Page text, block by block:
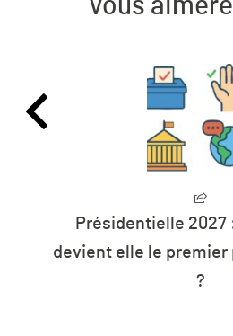
Vous
Présidentielle 2027
devient elle le premier
?